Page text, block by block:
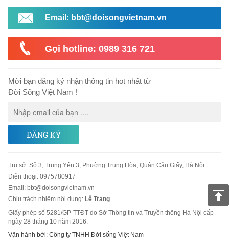
Email: bbt@doisongvietnam.vn
Gọi hotline: 0989 316 721
Mời bạn đăng ký nhận thông tin hot nhất từ
Đời Sống Việt Nam !
ĐĂNG KÝ
Trụ sở: Số 3, Trung Yên 3, Phường Trung Hòa, Quận Cầu Giấy, Hà Nội
Điện thoại: 0975780917
Email: bbt@doisongvietnam.vn
Chịu trách nhiệm nội dung: Lê Trang
Giấy phép số 5281/GP-TTĐT do Sở Thông tin và Truyền thông Hà Nội cấp
ngày 28 tháng 10 năm 2016.
Vận hành bởi: Công ty TNHH Đời sống Việt Nam